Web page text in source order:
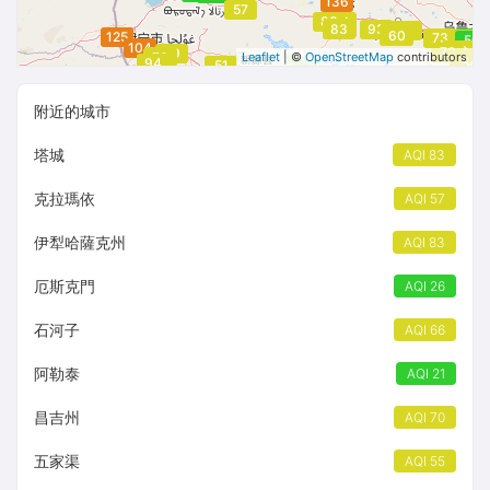
83
66
70
55
65
50
94
73
83
57
54
83
93
73
64
51
83
125
7079
104
71 48
54
73
83 66
54
66
60
64
Leaflet | © OpenStreetMap contributors
附近的城市
塔城 AQI 83
克拉瑪依 AQI 57
伊犁哈薩克州 AQI 83
厄斯克門 AQI 26
石河子 AQI 66
阿勒泰 AQI 21
昌吉州 AQI 70
五家渠 AQI 55